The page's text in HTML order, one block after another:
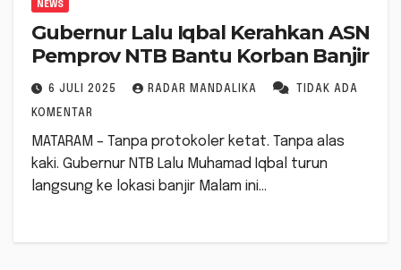
NEWS
Gubernur Lalu Iqbal Kerahkan ASN
Pemprov NTB Bantu Korban Banjir
6 JULI 2025 RADAR MANDALIKA TIDAK ADA
KOMENTAR
MATARAM – Tanpa protokoler ketat. Tanpa alas
kaki. Gubernur NTB Lalu Muhamad Iqbal turun
langsung ke lokasi banjir Malam ini…